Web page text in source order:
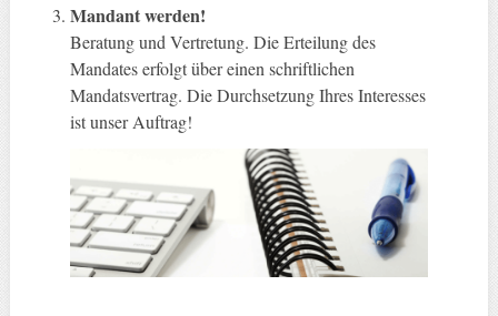
Mandant werden!
Beratung und Vertretung. Die Erteilung des
Mandates erfolgt über einen schriftlichen
Mandatsvertrag. Die Durchsetzung Ihres Interesses
ist unser Auftrag!